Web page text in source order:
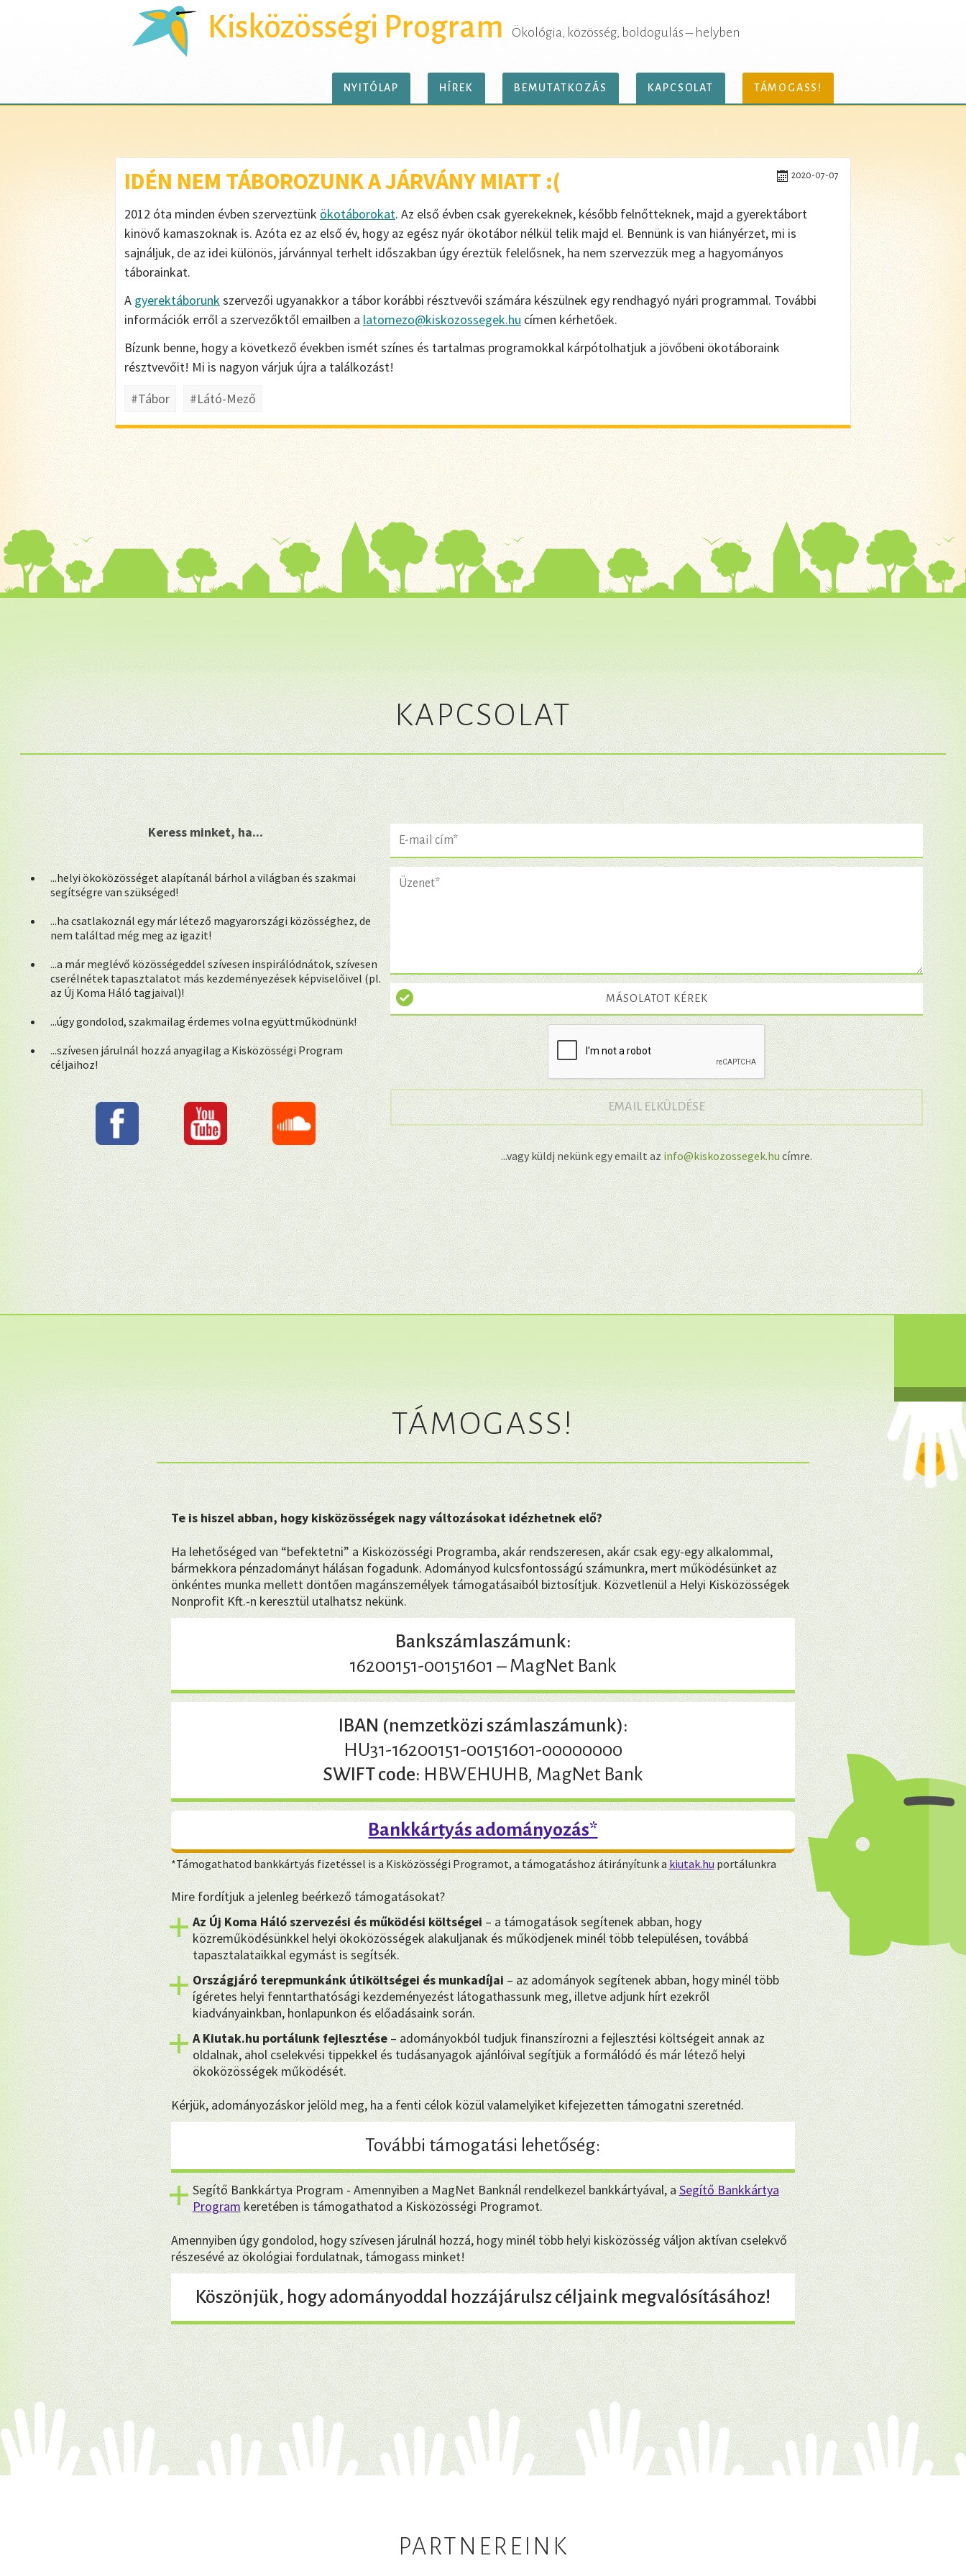
Kisközösségi Program Ökológia, közösség, boldogulás – helyben
NYITÓLAP HÍREK BEMUTATKOZÁS KAPCSOLAT TÁMOGASS!
2020-07-07
IDÉN NEM TÁBOROZUNK A JÁRVÁNY MIATT :(
2012 óta minden évben szerveztünk ökotáborokat. Az első évben csak gyerekeknek, később felnőtteknek, majd a gyerektábort
kinövő kamaszoknak is. Azóta ez az első év, hogy az egész nyár ökotábor nélkül telik majd el. Bennünk is van hiányérzet, mi is
sajnáljuk, de az idei különös, járvánnyal terhelt időszakban úgy éreztük felelősnek, ha nem szervezzük meg a hagyományos
táborainkat.
A gyerektáborunkszervezői ugyanakkor a tábor korábbi résztvevői számára készülnek egy rendhagyó nyári programmal. További
információk erről a szervezőktől emailben a latomezo@kiskozossegek.hu címen kérhetőek.
Bízunk benne, hogy a következő években ismét színes és tartalmas programokkal kárpótolhatjuk a jövőbeni ökotáboraink
résztvevőit! Mi is nagyon várjuk újra a találkozást!
#Tábor
#Látó-Mező
KAPCSOLAT
Keress minket, ha...
...helyi ökoközösséget alapítanál bárhol a világban és szakmai
segítségre van szükséged!
...ha csatlakoznál egy már létező magyarországi közösséghez, de
nem találtad még meg az igazit!
...a már meglévő közösségeddel szívesen inspirálódnátok, szívesen
cserélnétek tapasztalatot más kezdeményezések képviselőivel (pl.
az Új Koma Háló tagjaival)!
...úgy gondolod, szakmailag érdemes volna együttműködnünk!
...szívesen járulnál hozzá anyagilag a Kisközösségi Program
céljaihoz!
MÁSOLATOT KÉREK
EMAIL ELKÜLDÉSE →
...vagy küldj nekünk egy emailt az info@kiskozossegek.hucímre.
❤
TÁMOGASS!
Te is hiszel abban, hogy kisközösségek nagy változásokat idézhetnek elő?
Ha lehetőséged van “befektetni” a Kisközösségi Programba, akár rendszeresen, akár csak egy-egy alkalommal,
bármekkora pénzadományt hálásan fogadunk. Adományod kulcsfontosságú számunkra, mert működésünket az
önkéntes munka mellett döntően magánszemélyek támogatásaiból biztosítjuk. Közvetlenül a Helyi Kisközösségek
Nonprofit Kft.-n keresztül utalhatsz nekünk.
Bankszámlaszámunk:
16200151-00151601 – MagNet Bank
IBAN (nemzetközi számlaszámunk):
HU31-16200151-00151601-00000000
SWIFT code: HBWEHUHB, MagNet Bank
Bankkártyás adományozás*
*Támogathatod bankkártyás fizetéssel is a Kisközösségi Programot, a támogatáshoz átirányítunk akiutak.huportálunkra
Mire fordítjuk a jelenleg beérkező támogatásokat?
Az Új Koma Háló szervezési és működési költségei– a támogatások segítenek abban, hogy
közreműködésünkkel helyi ökoközösségek alakuljanak és működjenek minél több településen, továbbá
tapasztalataikkal egymást is segítsék.
Országjáró terepmunkánk útiköltségei és munkadíjai– az adományok segítenek abban, hogy minél több
ígéretes helyi fenntarthatósági kezdeményezést látogathassunk meg, illetve adjunk hírt ezekről
kiadványainkban, honlapunkon és előadásaink során.
A Kiutak.hu portálunk fejlesztése– adományokból tudjuk finanszírozni a fejlesztési költségeit annak az
oldalnak, ahol cselekvési tippekkel és tudásanyagok ajánlóival segítjük a formálódó és már létező helyi
ökoközösségek működését.
Kérjük, adományozáskor jelöld meg, ha a fenti célok közül valamelyiket kifejezetten támogatni szeretnéd.
További támogatási lehetőség:
Segítő Bankkártya Program - Amennyiben a MagNet Banknál rendelkezel bankkártyával, aSegítő Bankkártya
Programkeretében is támogathatod a Kisközösségi Programot.
Amennyiben úgy gondolod, hogy szívesen járulnál hozzá, hogy minél több helyi kisközösség váljon aktívan cselekvő
részesévé az ökológiai fordulatnak, támogass minket!
Köszönjük, hogy adományoddal hozzájárulsz céljaink megvalósításához!
PARTNEREINK